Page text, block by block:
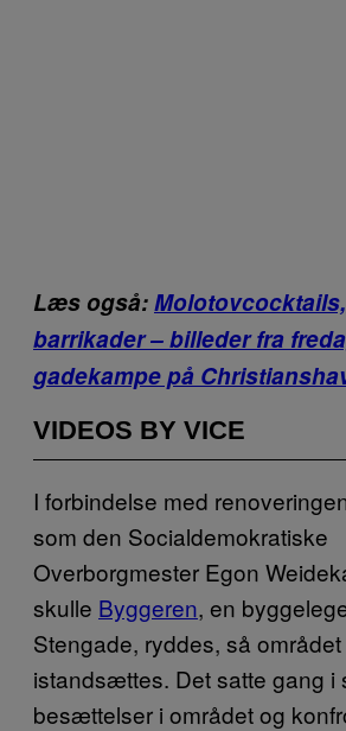
Læs også:
barrikader – billeder fra
gadekampe på
VIDEOS BY VICE
I forbindelse med
som den Socialdemokratiske
Overborgmester Egon
skulle Byggeren, en
Stengade, ryddes, så
istandsættes. Det satte gang i
besættelser i området og